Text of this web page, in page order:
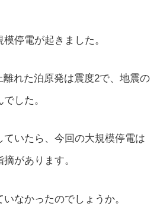
停電が起きました。
れた泊原発は震度2で、地震の
した。
ていたら、今回の大規模停電は
があります。
なかったのでしょうか。